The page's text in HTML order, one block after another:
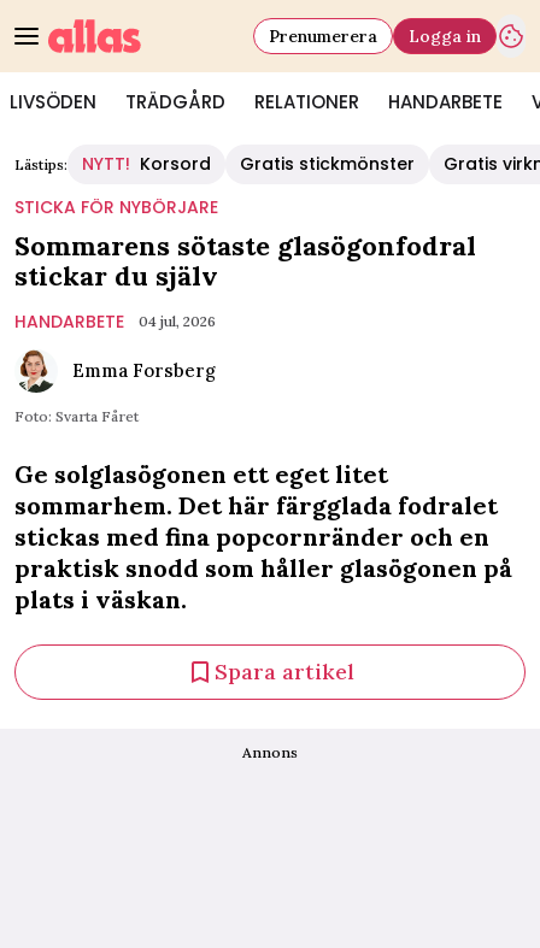
LIVSÖDEN TRÄDGÅRD RELATIONER HANDARBETE
Prenumerera Logga in
Lästips: NYTT! Korsord Gratis stickmönster
Gratis
STICKA FÖR NYBÖRJARE
Sommarens sötaste glasögonfodral
stickar du själv
HANDARBETE 04 jul, 2026
Emma Forsberg
Foto: Svarta Fåret
Ge solglasögonen ett eget litet
sommarhem. Det här färgglada fodralet
stickas med fina popcornränder och en
praktisk snodd som håller glasögonen på
plats i väskan.
Spara artikel
Annons